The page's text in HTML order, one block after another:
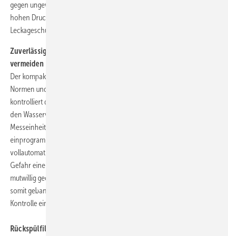
gegen ungewollten Wasserverbrauch, Verschmutzungen und zu
hohen Druck. Möglich ist dies durch die einzigartige Kombination aus
Leckageschutz, Rückspülfilter und Druckminderer.
Zuverlässiger Leckageschutz: Wasser sparen und Schäden
vermeiden
Der kompakte SYR Protect entspricht selbstverständlich sämtlichen
Normen und steht für Sauberkeit, Sicherheit und Sparsamkeit: So
kontrolliert der mit modernster Elektronik ausgerüstete Leckageschutz
den Wasserverbrauch im Sekundentakt. Registriert die sensible
Messeinheit eine zu hohe Entnahme oder werden die individuell
einprogrammierten Verbrauchswerte überschritten, erfolgt sofort die
vollautomatische Absperrung des gesamten Leitungssystems. Die
Gefahr einer kostspieligen Wasserverschwendung durch defekte oder
mutwillig geöffnete Gartenanschlüsse oder geplatzte Leitungen – ist
somit gebannt. Bei längerer Abwesenheit steht zur verschärften
Kontrolle eine spezielle Urlaubsfunktion zur Verfügung.
Rückspülfilter als Schutz vor Korrosion und Lochfraß